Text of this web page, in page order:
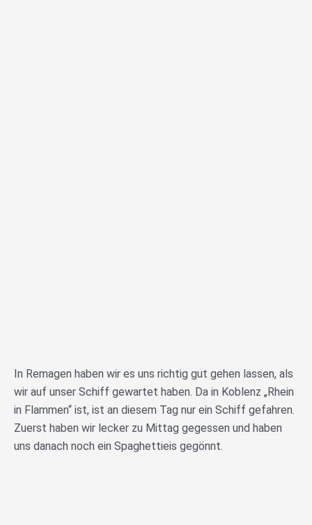
In Remagen haben wir es uns richtig gut gehen lassen, als
wir auf unser Schiff gewartet haben. Da in Koblenz „Rhein
in Flammen“ ist, ist an diesem Tag nur ein Schiff gefahren.
Zuerst haben wir lecker zu Mittag gegessen und haben
uns danach noch ein Spaghettieis gegönnt.